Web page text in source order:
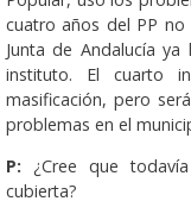
cuatro años del PP
Junta de Andalucía
instituto. El cuarto
masificación, pero
problemas en el
P: ¿Cree que
cubierta?